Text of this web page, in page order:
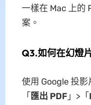
一樣在 Mac 上的
案。
Q3.如何在幻燈
使用 Google 投
「 匯出 PDF」>「